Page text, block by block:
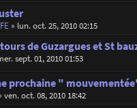
» lun. oct. 25, 2010 02:15
de Guzargues et St
sept. 01, 2010 01:53
prochaine "
ven. oct. 08, 2010 18:42